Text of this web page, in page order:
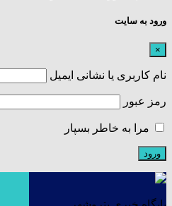
ورود به سایت
×
نام کاربری یا نشانی ایمیل
رمز عبور
مرا به خاطر بسپار